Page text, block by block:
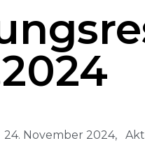
24. November 2024,